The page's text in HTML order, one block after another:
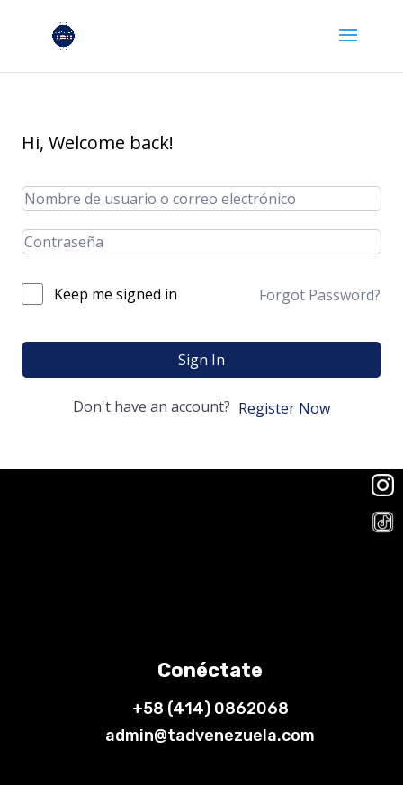
Hi, Welcome back!
Keep me signed in Forgot Password?
Sign In
Don't have an account? Register Now
Conéctate
+58 (414) 0862068
admin@tadvenezuela.com